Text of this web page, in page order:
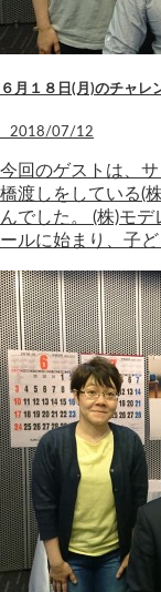
６月１８日(月)のチャレ
2018/07/12
今回のゲストは、
橋渡しをしている(
んでした。 (株)モ
ールに始まり、子